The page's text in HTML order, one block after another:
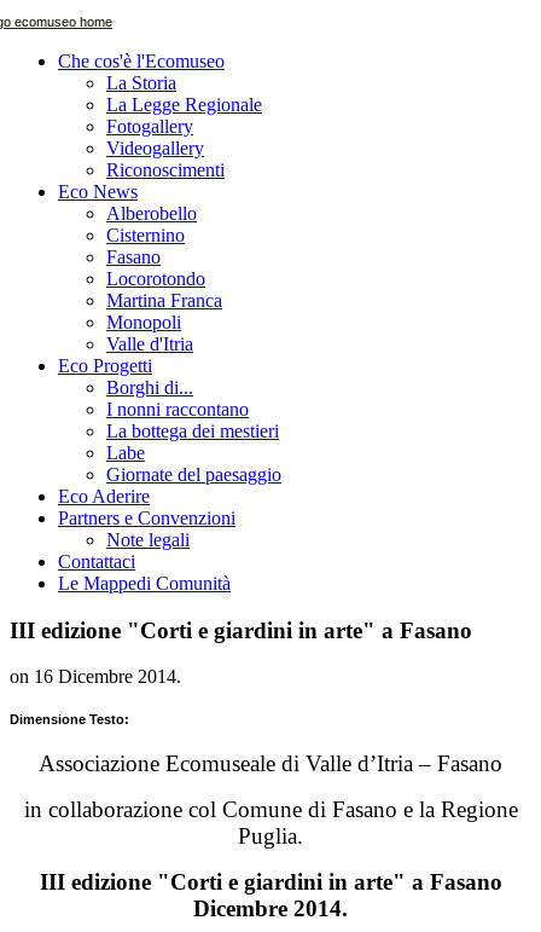
Che cos'è l'Ecomuseo
La Storia
La Legge Regionale
Fotogallery
Videogallery
Riconoscimenti
Eco News
Alberobello
Cisternino
Fasano
Locorotondo
Martina Franca
Monopoli
Valle d'Itria
Eco Progetti
Borghi di...
I nonni raccontano
La bottega dei mestieri
Labe
Giornate del paesaggio
Eco Aderire
Partners e Convenzioni
Note legali
Contattaci
Le Mappedi Comunità
III edizione "Corti e giardini in arte" a Fasano
on 16 Dicembre 2014.
Dimensione Testo:
Associazione Ecomuseale di Valle d’Itria– Fasano
in collaborazione col Comune di Fasano e la Regione
Puglia.
III edizione "Corti e giardini in arte" a Fasano
Dicembre 2014.